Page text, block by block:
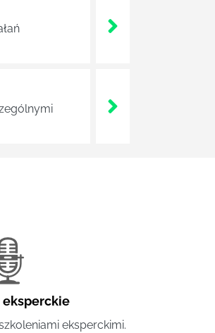
eksperckie
eksperckimi.